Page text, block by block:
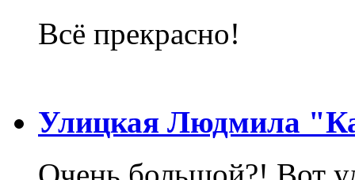
Всё прекрасно!
Улицкая Людмила